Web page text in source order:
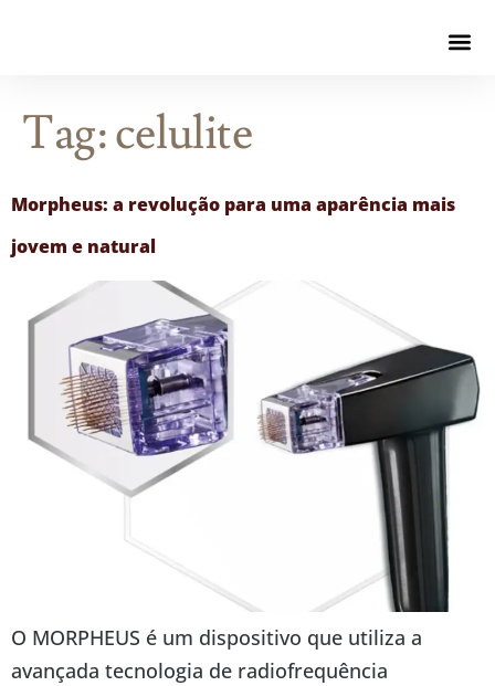
Tag:celulite
Morpheus: a revolução para uma aparência mais
jovem e natural
O MORPHEUS é um dispositivo que utiliza a
avançada tecnologia de radiofrequência